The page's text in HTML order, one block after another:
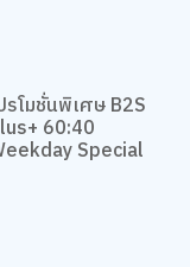
รโมชั่นพิเศษ B2S
60:40
Special